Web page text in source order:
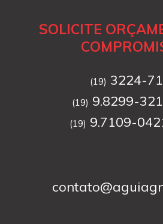
SOLICITE
(19) 3224-
(19) 9.8299-
(19) 9.7109-